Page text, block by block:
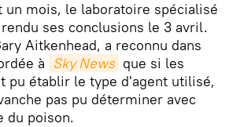
un mois, le laboratoire spécialisé
ses conclusions le 3 avril.
Aitkenhead, a reconnu dans
à Sky News que si les
pu établir le type d'agent utilisé,
pas pu déterminer avec
du poison.